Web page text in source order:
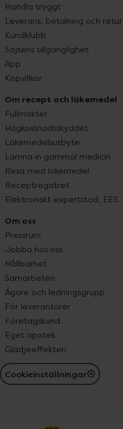
Handla tryggt
Leverans, betalning och retur
Kundklubb
Sajtens tillgänglighet
App
Köpvillkor
Om recept och läkemedel
Fullmakter
Högkostnadsskyddet
Läkemedelsutbyte
Lämna in gammal medicin
Resa med läkemedel
Receptregistret
Elektroniskt expertstöd, EES
Om oss
Pressrum
Jobba hos oss
Hållbarhet
Samarbeten
Ägare och ledningsgrupp
För leverantörer
Företagskund
Eget apotek
Glädjeeffekten
Cookieinställningar